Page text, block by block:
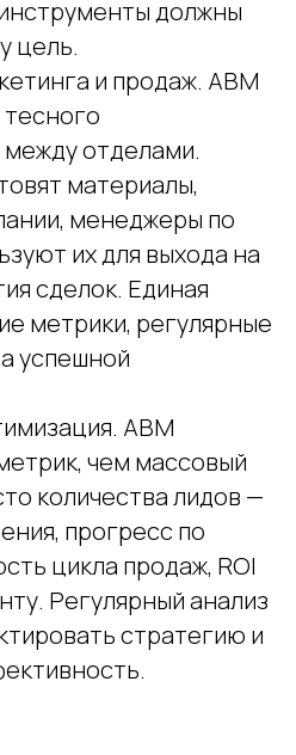
должны
цель.
и продаж. ABM
отделами.
материалы,
менеджеры по
их для выхода на
сделок. Единая
метрики, регулярные
успешной
ABM
чем массовый
количества лидов —
прогресс по
цикла продаж, ROI
Регулярный анализ
стратегию и